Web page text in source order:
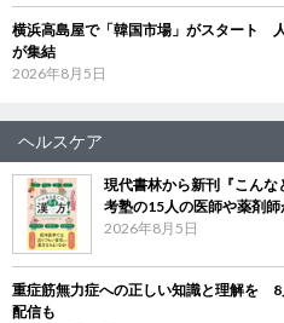
横浜高島屋で「韓国市場」がスタート
が集結
2026年8月5日
ヘルスケア
現代書林から新刊『こん
考塾の15人の医師や薬剤師
2026年8月5日
重症筋無力症への正しい知識と理解を
配信も